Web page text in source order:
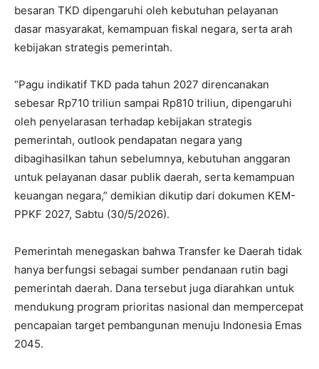
besaran TKD dipengaruhi oleh kebutuhan pelayanan
dasar masyarakat, kemampuan fiskal negara, serta arah
kebijakan strategis pemerintah.
“Pagu indikatif TKD pada tahun 2027 direncanakan
sebesar Rp710 triliun sampai Rp810 triliun, dipengaruhi
oleh penyelarasan terhadap kebijakan strategis
pemerintah, outlook pendapatan negara yang
dibagihasilkan tahun sebelumnya, kebutuhan anggaran
untuk pelayanan dasar publik daerah, serta kemampuan
keuangan negara,” demikian dikutip dari dokumen KEM-
PPKF 2027, Sabtu (30/5/2026).
Pemerintah menegaskan bahwa Transfer ke Daerah tidak
hanya berfungsi sebagai sumber pendanaan rutin bagi
pemerintah daerah. Dana tersebut juga diarahkan untuk
mendukung program prioritas nasional dan mempercepat
pencapaian target pembangunan menuju Indonesia Emas
2045.